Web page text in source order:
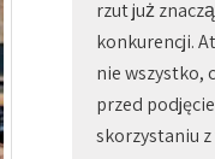
rzut już
konkurencji.
nie wszystko,
przed
skorzystaniu